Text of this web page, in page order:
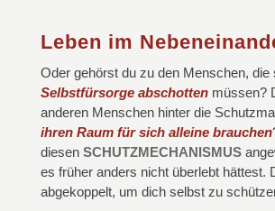
Leben im
Oder gehörst du zu den Menschen, die
Selbstfürsorge abschotten müssen?
anderen Menschen hinter die
ihren Raum für sich alleine brauchen
diesen SCHUTZMECHANISMUS
es früher anders nicht überlebt hättest.
abgekoppelt, um dich selbst zu